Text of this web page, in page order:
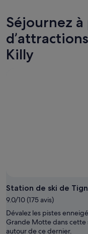
10
août
-
11
août
demain
soir,
11
août
Killy
pour
ce
week-
end,
à
Espace
Killy
pour
Séjournez
Killy
Station de ski de
9.0/10 (175 avis)
Dévalez les pistes
Grande Motte dans cette
autour de ce dernier.